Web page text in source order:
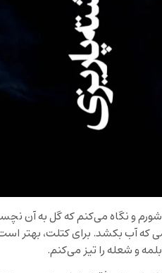
و نگاه می‌کنم که گل به آن
که آب بکشد. برای کتلت، بهتر
و شعله را تیز می‌کنم.